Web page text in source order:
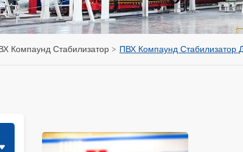
Компаунд Стабилизатор ПВХ Компаунд Стабилизатор